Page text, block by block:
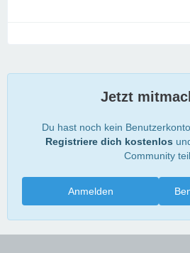
Jetzt
Du hast noch kein
Registriere dich kostenlos
Community
Anmelden